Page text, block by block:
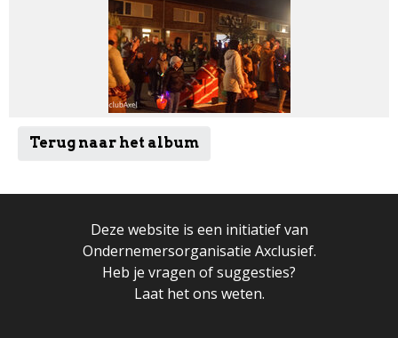
Terug naar het album
Deze website is een initiatief van
Ondernemersorganisatie Axclusief.
Heb je vragen of suggesties?
Laat het ons weten.